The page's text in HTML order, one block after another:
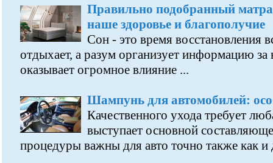
Правильно подобранный
наше здоровье и благополучие
Сон - это время восстановления
отдыхает, а разум организует информацию за
оказывает огромное влияние ...
Шампунь для автомобилей:
Качественного ухода требует
выступает основной
процедуры важны для авто точно также как и